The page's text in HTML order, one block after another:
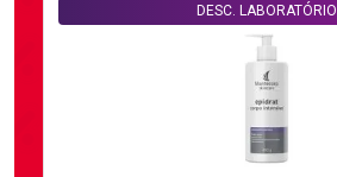
DESC. LABORATÓRIO